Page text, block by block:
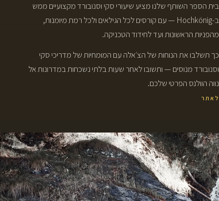
בית הספר השותף שלנו מציע שיעורי סקי וסנובורד מקצועיים ממש
ב-Hochkönig — עם קורסים לכל הגילאים ולכל רמת מיומנות,
מהפניות הראשונות ועד לחידוד הטכניקה.
כך תשלבו את הנוחות של הצ׳אלה עם המומחיות של מדריכי סקי
וסנובורד מנוסים — ותשובו לאחר שעות בלתי נשכחות במדרונות אל
נווה הוולנס הפרטי שלכם.
לאתר